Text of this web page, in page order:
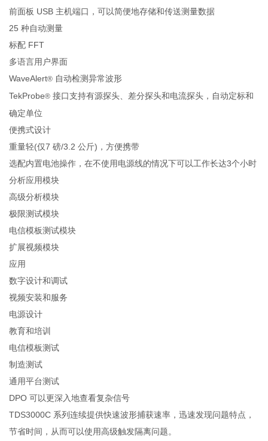
前面板 USB 主机端口，可以简便地存储和传送测量数据
25 种自动测量
标配 FFT
多语言用户界面
WaveAlert® 自动检测异常波形
TekProbe® 接口支持有源探头、差分探头和电流探头，自动定标和
确定单位
便携式设计
重量轻(仅7 磅/3.2 公斤)，方便携带
选配内置电池操作，在不使用电源线的情况下可以工作长达3个小时
分析应用模块
高级分析模块
极限测试模块
电信模板测试模块
扩展视频模块
应用
数字设计和调试
视频安装和服务
电源设计
教育和培训
电信模板测试
制造测试
通用平台测试
DPO 可以更深入地查看复杂信号
TDS3000C 系列连续提供快速波形捕获速率，迅速发现问题特点，
节省时间，从而可以使用高级触发隔离问题。